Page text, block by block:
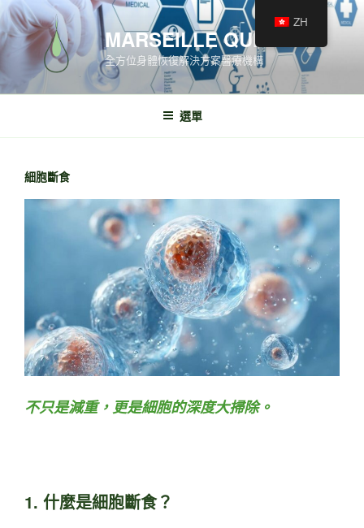
MARSEILLE QUINCÉ
全方位身體恢復解決方案醫療機構
選單
細胞斷食
不只是減重，更是細胞的深度大掃除。
1. 什麼是細胞斷食？
ZH